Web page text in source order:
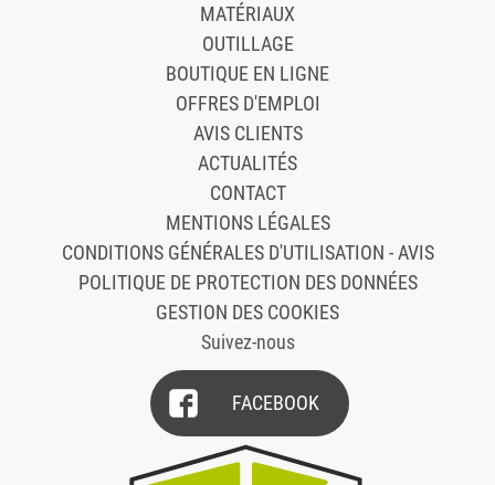
MATÉRIAUX
OUTILLAGE
BOUTIQUE EN LIGNE
OFFRES D'EMPLOI
AVIS CLIENTS
ACTUALITÉS
CONTACT
MENTIONS LÉGALES
CONDITIONS GÉNÉRALES D'UTILISATION - AVIS
POLITIQUE DE PROTECTION DES DONNÉES
GESTION DES COOKIES
Suivez-nous
FACEBOOK